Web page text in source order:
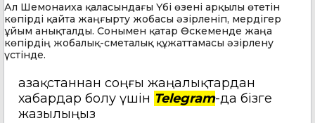
Ал Шемонаиха қаласындағы Үбі өзені арқылы өтетін
көпірді қайта жаңғырту жобасы әзірленіп, мердігер
ұйым анықталды. Сонымен қатар Өскеменде жаңа
көпірдің жобалық-сметалық құжаттамасы әзірлену
үстінде.
Қазақстаннан соңғы жаңалықтардан
хабардар болу үшін Telegram-да бізге
жазылыңыз